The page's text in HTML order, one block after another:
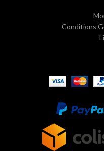
Conditions